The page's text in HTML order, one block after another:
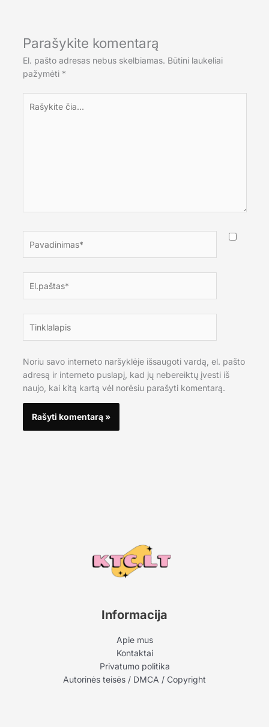
Parašykite komentarą
El. pašto adresas nebus skelbiamas. Būtini laukeliai
pažymėti *
čia...
Noriu savo interneto naršyklėje išsaugoti vardą, el. pašto
adresą ir interneto puslapį, kad jų nebereiktų įvesti iš
naujo, kai kitą kartą vėl norėsiu parašyti komentarą.
Informacija
Apie mus
Kontaktai
Privatumo politika
Autorinės teisės / DMCA / Copyright